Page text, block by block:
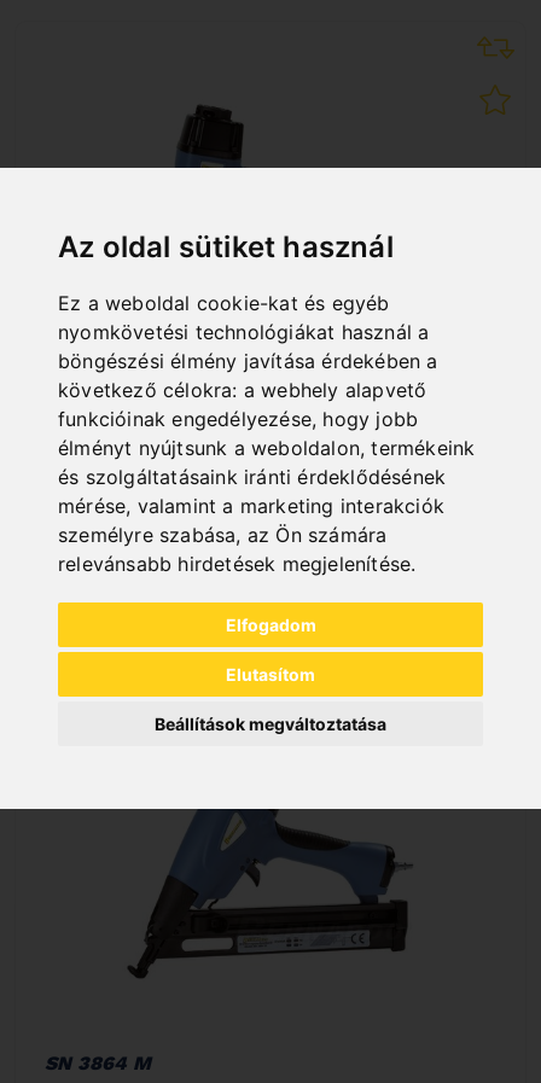
Az oldal sütiket használ
Ez a weboldal cookie-kat és egyéb
nyomkövetési technológiákat használ a
böngészési élmény javítása érdekében a
következő célokra: a webhely alapvető
funkcióinak engedélyezése, hogy jobb
élményt nyújtsunk a weboldalon,termékeink
és szolgáltatásaink iránti érdeklődésének
mérése, valamint a marketing interakciók
személyre szabása, az Ön számára
relevánsabb hirdetések megjelenítése.
Elfogadom
Elutasítom
Beállítások megváltoztatása
SN 1864 M
Art. No. : Z-71-1020
49,20 EUR
incl. 20% VAT
In Stock
SN 3864 M